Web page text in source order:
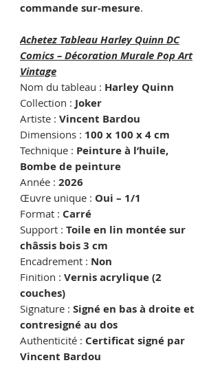
commande sur-mesure.
Achetez Tableau Harley Quinn DC
Comics – Décoration Murale Pop Art
Vintage
Nom du tableau : Harley Quinn
Collection : Joker
Artiste : Vincent Bardou
Dimensions : 100 x 100 x 4 cm
Technique : Peinture à l’huile,
Bombe de peinture
Année : 2026
Œuvre unique : Oui – 1/1
Format : Carré
Support : Toile en lin montée sur
châssis bois 3 cm
Encadrement : Non
Finition : Vernis acrylique (2
couches)
Signature : Signé en bas à droite et
contresigné au dos
Authenticité : Certificat signé par
Vincent Bardou